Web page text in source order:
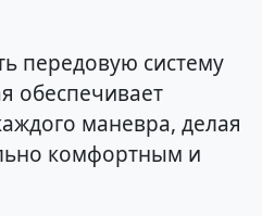
передовую систему
обеспечивает
маневра, делая
комфортным и